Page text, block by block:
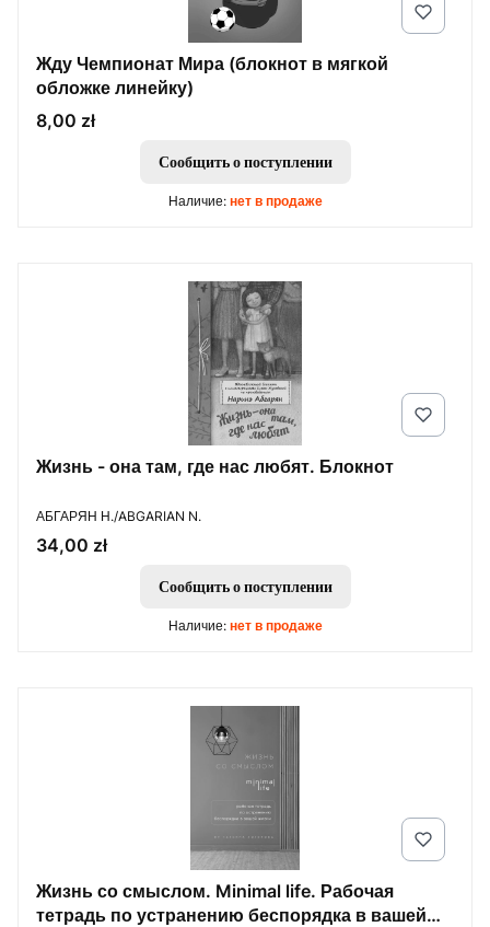
Жду Чемпионат Мира (блокнот в мягкой
обложке линейку)
Цена
8,00 zł
Сообщить о поступлении
Наличие: нет в продаже
Жизнь - она там, где нас любят. Блокнот
ПРОИЗВОДИТЕЛЬ
АБГАРЯН Н./ABGARIAN N.
Цена
34,00 zł
Сообщить о поступлении
Наличие: нет в продаже
Жизнь со смыслом. Minimal life. Рабочая
тетрадь по устранению беспорядка в вашей